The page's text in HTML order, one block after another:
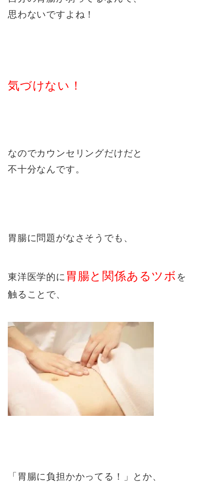
思わないですよね！
気づけない！
なのでカウンセリングだけだと
不十分なんです。
胃腸に問題がなさそうでも、
東洋医学的に 胃腸と関係あるツボ を
触ることで、
「胃腸に負担かかってる！」とか、